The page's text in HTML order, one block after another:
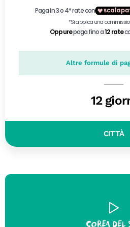
Altre formule di
12
CITTÀ
Corea del